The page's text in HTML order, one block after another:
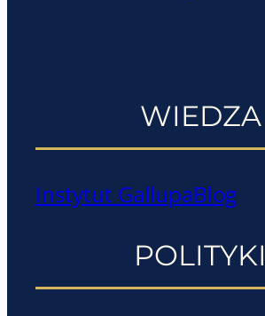
WIEDZA
Instytut GallupaBlog
POLITYKI